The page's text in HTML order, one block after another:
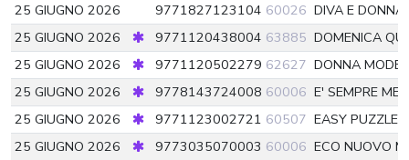
25 GIUGNO 2026
9771827123104 60026 DIVA E
25 GIUGNO 2026
9771120438004 63885 DOMENICA
25 GIUGNO 2026
9771120502279 62627 DONNA
25 GIUGNO 2026
9778143724008 60006 E' SEMPRE
25 GIUGNO 2026
9771123002721 60507 EASY PUZZLE
25 GIUGNO 2026
9773035070003 60006 ECO NUOVO